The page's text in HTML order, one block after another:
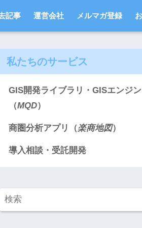
記事 運営会社 メルマガ登録
私たちのサービス
GIS開発ライブラリ・GISエンジン
（MQD）
商圏分析アプリ（楽商地図）
導入相談・受託開発